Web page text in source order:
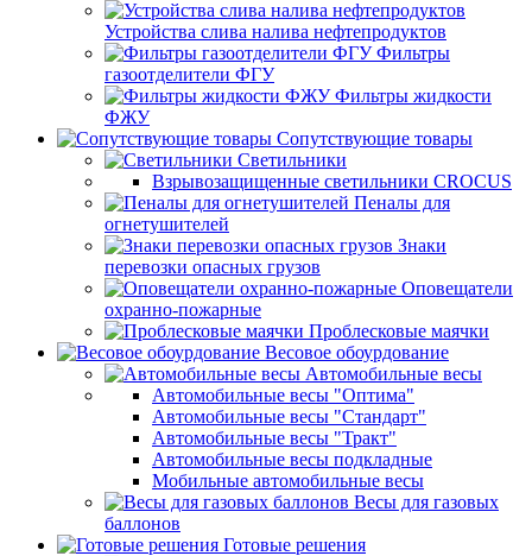
Устройства слива налива нефтепродуктов
Фильтры
газоотделители ФГУ
Фильтры жидкости
ФЖУ
Сопутствующие товары
Светильники
Взрывозащищенные светильники CROCUS
Пеналы для
огнетушителей
Знаки
перевозки опасных грузов
Оповещатели
охранно-пожарные
Проблесковые маячки
Весовое обоурдование
Автомобильные весы
Автомобильные весы "Оптима"
Автомобильные весы "Стандарт"
Автомобильные весы "Тракт"
Автомобильные весы подкладные
Мобильные автомобильные весы
Весы для газовых
баллонов
Готовые решения